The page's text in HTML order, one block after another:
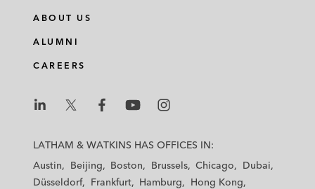
ABOUT US
ALUMNI
CAREERS
a
a
h
a
h
a
a
LATHAM & WATKINS HAS OFFICES IN:
Austin
Beijing Boston Brussels Chicago
Dubai
Düsseldorf
Frankfurt Hamburg Hong Kong